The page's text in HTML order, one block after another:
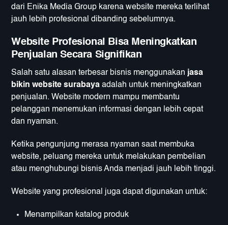
dari Enika Media Group karena website mereka terlihat
jauh lebih profesional dibanding sebelumnya.
Website Profesional Bisa Meningkatkan
Penjualan Secara Signifikan
Salah satu alasan terbesar bisnis menggunakan jasa
bikin website surabaya adalah untuk meningkatkan
penjualan. Website modern mampu membantu
pelanggan menemukan informasi dengan lebih cepat
dan nyaman.
Ketika pengunjung merasa nyaman saat membuka
website, peluang mereka untuk melakukan pembelian
atau menghubungi bisnis Anda menjadi jauh lebih tinggi.
Website yang profesional juga dapat digunakan untuk:
Menampilkan katalog produk